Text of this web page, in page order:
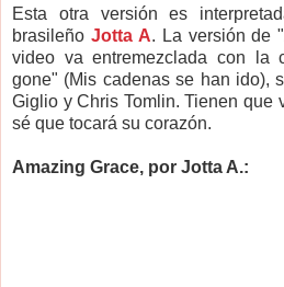
Esta otra versión es
brasileño Jotta A. La versión de
video va entremezclada con la
gone" (Mis cadenas se han ido),
Giglio y Chris Tomlin. Tienen que
sé que tocará su corazón.
Amazing Grace, por Jotta A.: